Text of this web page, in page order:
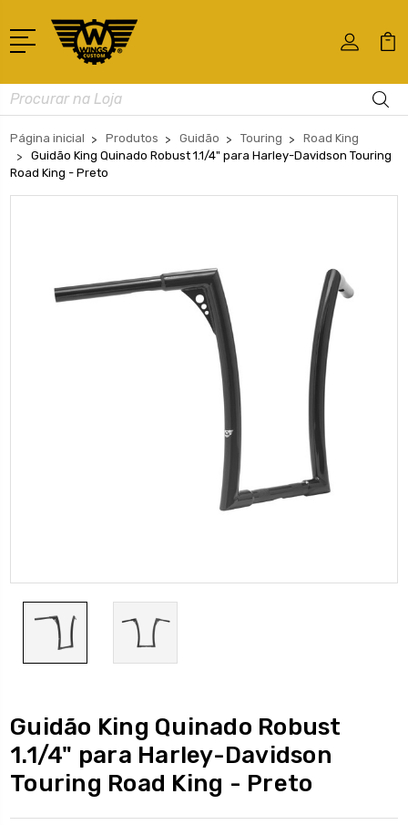
Busca
Página inicial Produtos Guidão Touring
Road King
Guidão King Quinado Robust 1.1/4" para Harley-Davidson Touring
Road King - Preto
Guidão King Quinado Robust
1.1/4" para Harley-Davidson
Touring Road King - Preto